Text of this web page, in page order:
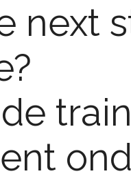
next